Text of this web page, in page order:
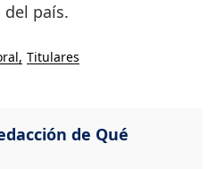
país.
Titulares
de Qué